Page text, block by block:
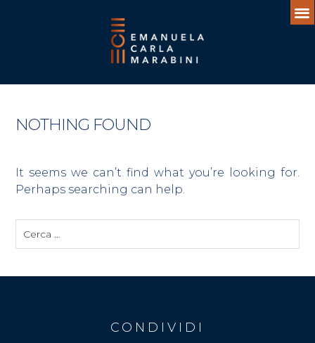
NOTHING FOUND
It seems we can’t find what you’re looking for.
Perhaps searching can help.
CONDIVIDI